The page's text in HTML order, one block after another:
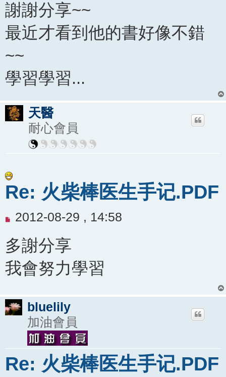
讀
文
章
謝謝分享~~
最近才看到他的書好像不錯
~~
學習學習...
天醫
耐心會員
Re: 火柴棒医生手记.PDF
未
讀
文
章
2012-08-29 , 14:58
多謝分享
我會努力學習
bluelily
加油會員
Re: 火柴棒医生手记.PDF